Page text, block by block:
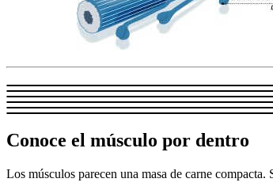
Conoce el músculo por dentro
Los músculos parecen una masa de carne